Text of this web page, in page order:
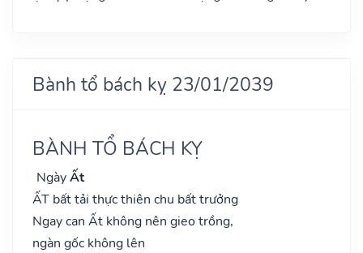
Bành tổ bách kỵ 23/01/2039
BÀNH TỔ BÁCH KỴ
NgàyẤt
ẤT bất tải thực thiên chu bất trưởng
Ngay can Ất không nên gieo trồng,
ngàn gốc không lên